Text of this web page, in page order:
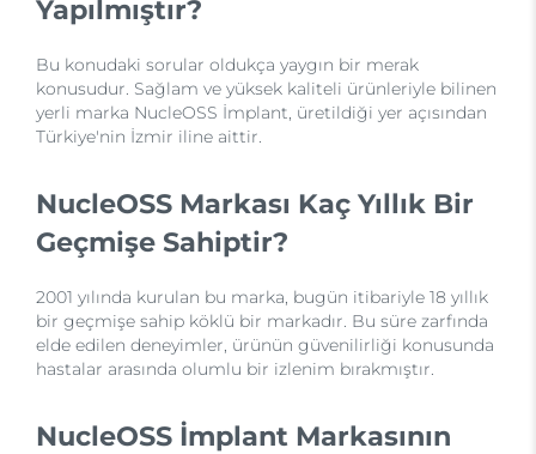
Yapılmıştır?
Bu konudaki sorular oldukça yaygın bir merak
konusudur. Sağlam ve yüksek kaliteli ürünleriyle bilinen
yerli marka NucleOSS İmplant, üretildiği yer açısından
Türkiye'nin İzmir iline aittir.
NucleOSS Markası Kaç Yıllık Bir
Geçmişe Sahiptir?
2001 yılında kurulan bu marka, bugün itibariyle 18 yıllık
bir geçmişe sahip köklü bir markadır. Bu süre zarfında
elde edilen deneyimler, ürünün güvenilirliği konusunda
hastalar arasında olumlu bir izlenim bırakmıştır.
NucleOSS İmplant Markasının